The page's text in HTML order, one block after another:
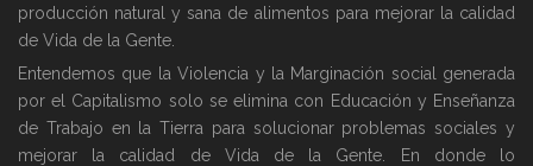
producción natural y sana de alimentos para mejorar la calidad
de Vida de la Gente.
Entendemos que la Violencia y la Marginación social generada
por el Capitalismo solo se elimina con Educación y Enseñanza
de Trabajo en la Tierra para solucionar problemas sociales y
mejorar la calidad de Vida de la Gente. En donde lo